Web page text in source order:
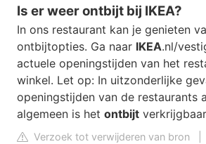
Is er weer ontbijt bij IKEA?
In ons restaurant kan je genieten
ontbijtopties. Ga naar IKEA.nl/
actuele openingstijden van het
winkel. Let op: In uitzonderlijke
openingstijden van de restaurants
algemeen is het ontbijt
Verzoek tot verwijderen van bron